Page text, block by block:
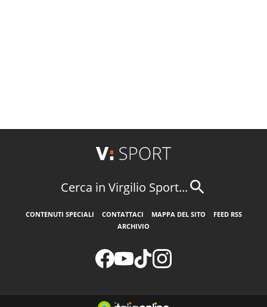
Cerca in Virgilio Sport...
CONTENUTI SPECIALI CONTATTACI MAPPA DEL SITO
FEED RSS
ARCHIVIO